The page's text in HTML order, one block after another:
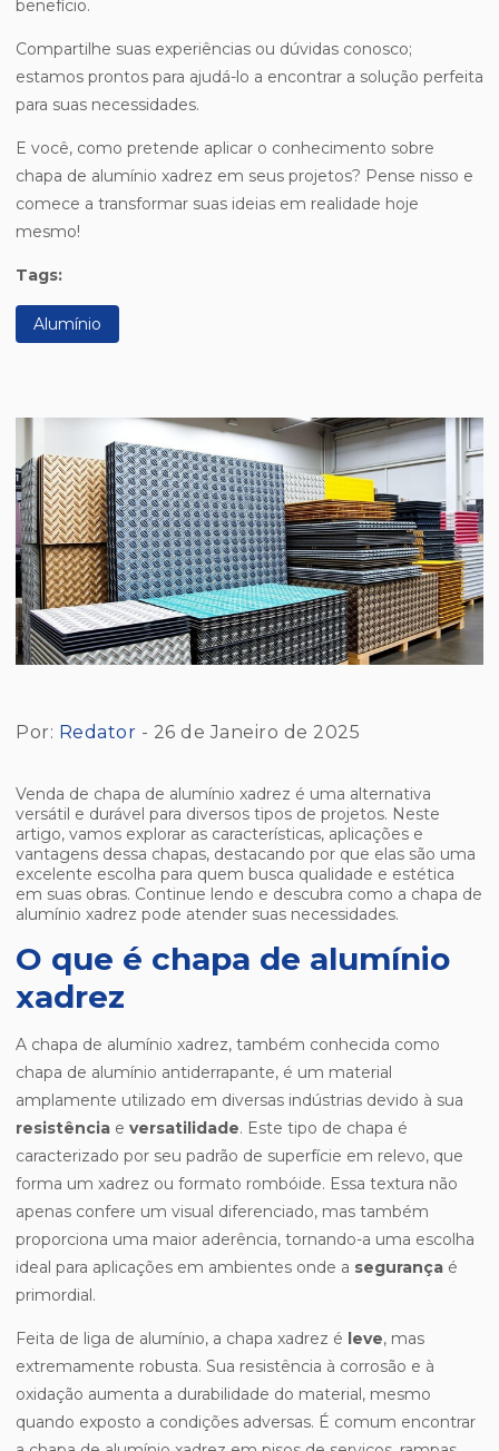
benefício.
Compartilhe suas experiências ou dúvidas conosco;
estamos prontos para ajudá-lo a encontrar a solução perfeita
para suas necessidades.
E você, como pretende aplicar o conhecimento sobre
chapa de alumínio xadrez em seus projetos? Pense nisso e
comece a transformar suas ideias em realidade hoje
mesmo!
Tags:
Alumínio
Por: Redator - 26 de Janeiro de 2025
Venda de chapa de alumínio xadrez é uma alternativa
versátil e durável para diversos tipos de projetos. Neste
artigo, vamos explorar as características, aplicações e
vantagens dessa chapas, destacando por que elas são uma
excelente escolha para quem busca qualidade e estética
em suas obras. Continue lendo e descubra como a chapa de
alumínio xadrez pode atender suas necessidades.
O que é chapa de alumínio
xadrez
A chapa de alumínio xadrez, também conhecida como
chapa de alumínio antiderrapante, é um material
amplamente utilizado em diversas indústrias devido à sua
resistência e versatilidade. Este tipo de chapa é
caracterizado por seu padrão de superfície em relevo, que
forma um xadrez ou formato rombóide. Essa textura não
apenas confere um visual diferenciado, mas também
proporciona uma maior aderência, tornando-a uma escolha
ideal para aplicações em ambientes onde a segurança é
primordial.
Feita de liga de alumínio, a chapa xadrez é leve, mas
extremamente robusta. Sua resistência à corrosão e à
oxidação aumenta a durabilidade do material, mesmo
quando exposto a condições adversas. É comum encontrar